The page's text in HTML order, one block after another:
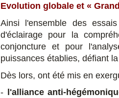
Evolution globale et «
Ainsi l'ensemble des
d'éclairage pour la
conjoncture et pour
puissances établies, défiant
Dès lors, ont été mis en
-
l'alliance anti-